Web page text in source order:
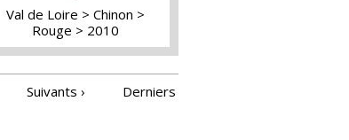
Val de Loire
Chinon
Rouge
2010
Suivants ›
Derniers